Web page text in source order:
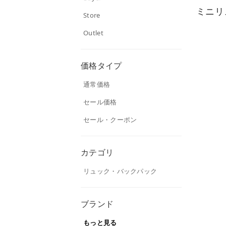
Store
Outlet
価格タイプ
通常価格
セール価格
セール・クーポン
カテゴリ
リュック・バックパック
ブランド
もっと見る
ミニ